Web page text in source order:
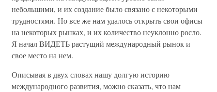
небольшими, и их создание было связано с некоторыми
трудностями. Но все же нам удалось открыть свои офисы
на некоторых рынках, и их количество неуклонно росло.
Я начал ВИДЕТЬ растущий международный рынок и
свое место на нем.
Описывая в двух словах нашу долгую историю
международного развития, можно сказать, что нам